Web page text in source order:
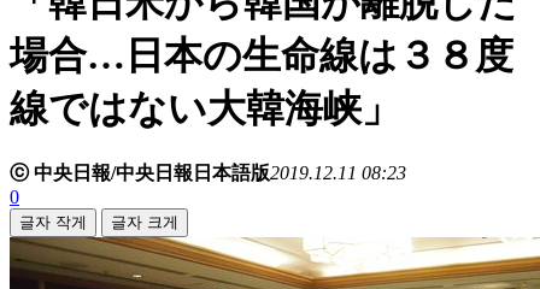
場合…日本の生命線は３８度
線ではない大韓海峡」
ⓒ 中央日報/中央日報日本語版2019.12.11 08:23
0
글자 작게 글자 크게